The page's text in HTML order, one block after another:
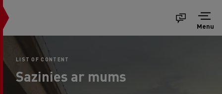
Menu
LIST OF CONTENT
Sazinies ar mums